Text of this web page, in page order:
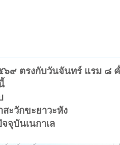
๙ ตรงกับวันจันทร์ แรม ๘ ค่
ะวักขะยาวะหัง
จุบันเนกาเล